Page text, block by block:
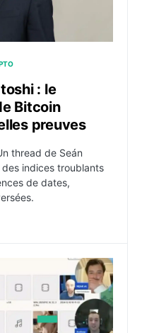
: le
Bitcoin
preuves
thread de Seán
indices troublants
de dates,
de Near